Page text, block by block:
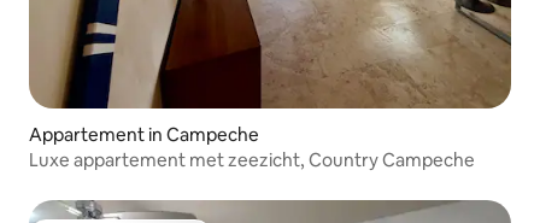
Appartement in Campeche
Luxe appartement met zeezicht, Country Campeche